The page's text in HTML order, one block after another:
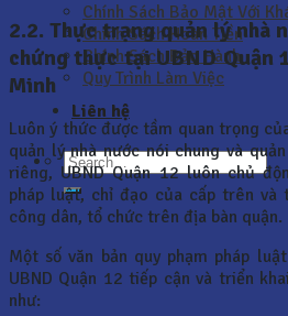
Chính Sách Bảo Mật Với
Chính Sách Hoàn Tiền
Chính Sách Bảo Hành
Quy Trình Làm Việc
Liên hệ
2.2. Thực trạng quản lý nhà
chứng thực tại UBND Quận
Minh
Luôn ý thức được tầm quan trọng
quản lý nhà nước nói chung và
riêng, UBND Quận 12 luôn chủ
pháp luật, chỉ đạo của cấp trên và
công dân, tổ chức trên địa bàn quận.
Một số văn bản quy phạm pháp
UBND Quận 12 tiếp cận và triển
như: